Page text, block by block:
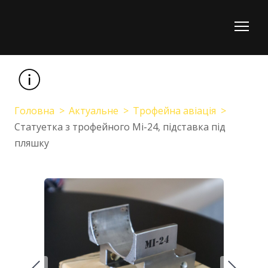
Головна Актуальне
Трофейна авіація
Статуетка з трофейного Мі-24, підставка під
пляшку